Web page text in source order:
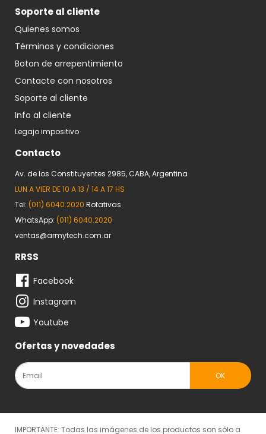
Soporte al cliente
Quienes somos
Términos y condiciones
Boton de arrepentimiento
Contacte con nosotros
Soporte al cliente
Info al cliente
Legajo impositivo
Contacto
Av. de los Constituyentes 2985, CABA, Argentina
LUN A VIER DE 10 A 13 / 14 A 17 HS
Tel: (011) 6040.2020 Rotativas
WhatsApp: (011) 6040.2020
ventas@armytech.com.ar
RRSS
Facebook
Instagram
Youtube
Ofertas y novedades
IMPORTANTE: Todas las imágenes de los productos son sólo a